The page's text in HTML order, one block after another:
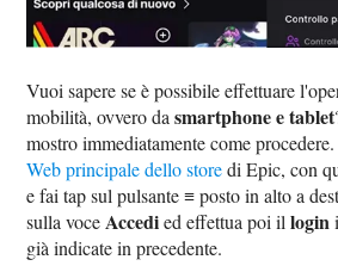
Vuoi sapere se è possibile effettuare
mobilità, ovvero dasmartphone e tablet
mostro immediatamente come
Web principale dello storedi Epic, con
e fai tap sul pulsante ≡ posto in alto a
sulla voce Accedied effettua poi illogin
già indicate in precedente.